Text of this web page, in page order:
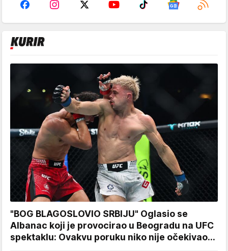
"BOG BLAGOSLOVIO SRBIJU" Oglasio se
Albanac koji je provocirao u Beogradu na UFC
spektaklu: Ovakvu poruku niko nije očekivao...